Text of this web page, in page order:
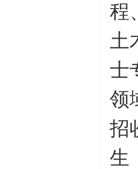
程
土
士
领
招
生